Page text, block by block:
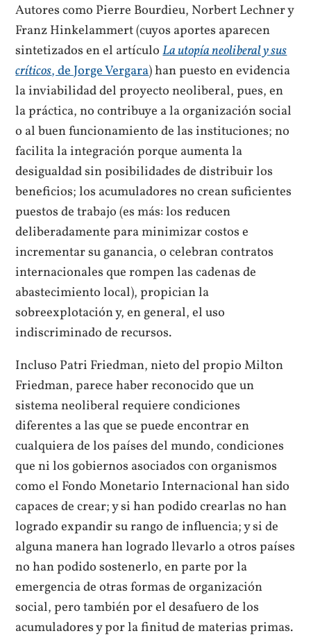
Autores como Pierre Bourdieu, Norbert Lechner y
Franz Hinkelammert (cuyos aportes aparecen
sintetizados en el artículoLa utopía neoliberal y sus
críticos, de Jorge Vergara) han puesto en evidencia
la inviabilidad del proyecto neoliberal, pues, en
la práctica, no contribuye a la organización social
o al buen funcionamiento de las instituciones; no
facilita la integración porque aumenta la
desigualdad sin posibilidades de distribuir los
beneficios; los acumuladores no crean suficientes
puestos de trabajo (es más: los reducen
deliberadamente para minimizar costos e
incrementar su ganancia, o celebran contratos
internacionales que rompen las cadenas de
abastecimiento local), propician la
sobreexplotación y, en general, el uso
indiscriminado de recursos.
Incluso Patri Friedman, nieto del propio Milton
Friedman, parece haber reconocido que un
sistema neoliberal requiere condiciones
diferentes a las que se puede encontrar en
cualquiera de los países del mundo, condiciones
que ni los gobiernos asociados con organismos
como el Fondo Monetario Internacional han sido
capaces de crear; y si han podido crearlas no han
logrado expandir su rango de influencia; y si de
alguna manera han logrado llevarlo a otros países
no han podido sostenerlo, en parte por la
emergencia de otras formas de organización
social, pero también por el desafuero de los
acumuladores y por la finitud de materias primas.